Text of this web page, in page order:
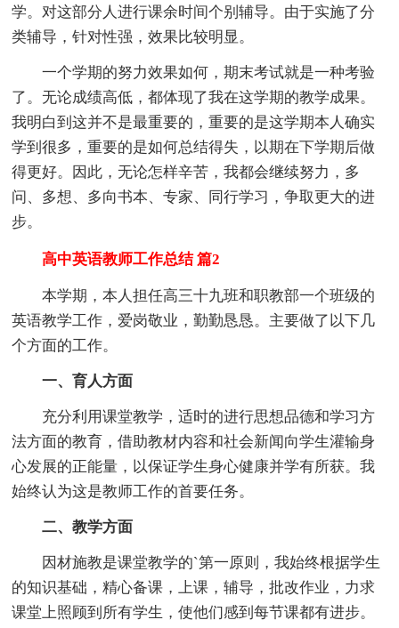
学。对这部分人进行课余时间个别辅导。由于实施了分
类辅导，针对性强，效果比较明显。
一个学期的努力效果如何，期末考试就是一种考验
了。无论成绩高低，都体现了我在这学期的教学成果。
我明白到这并不是最重要的，重要的是这学期本人确实
学到很多，重要的是如何总结得失，以期在下学期后做
得更好。因此，无论怎样辛苦，我都会继续努力，多
问、多想、多向书本、专家、同行学习，争取更大的进
步。
高中英语教师工作总结 篇2
本学期，本人担任高三十九班和职教部一个班级的
英语教学工作，爱岗敬业，勤勤恳恳。主要做了以下几
个方面的工作。
一、育人方面
充分利用课堂教学，适时的进行思想品德和学习方
法方面的教育，借助教材内容和社会新闻向学生灌输身
心发展的正能量，以保证学生身心健康并学有所获。我
始终认为这是教师工作的首要任务。
二、教学方面
因材施教是课堂教学的`第一原则，我始终根据学生
的知识基础，精心备课，上课，辅导，批改作业，力求
课堂上照顾到所有学生，使他们感到每节课都有进步。